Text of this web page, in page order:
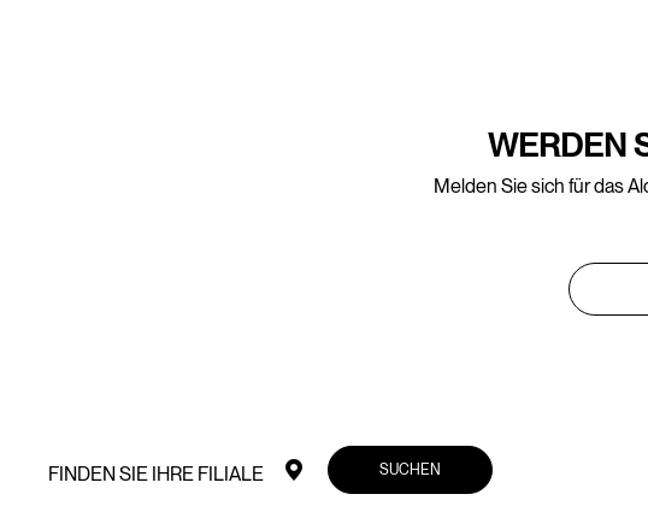
WERDEN
Melden Sie sich für das
FINDEN SIE IHRE FILIALE SUCHEN